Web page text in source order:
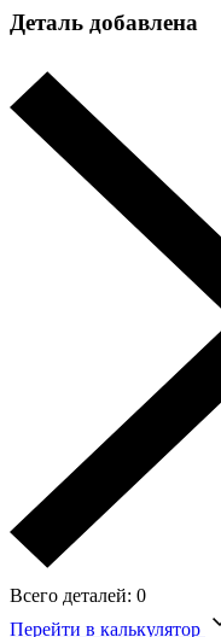
Деталь добавлена
Всего деталей: 0
Перейти в калькулятор